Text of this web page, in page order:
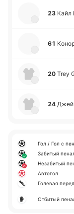
23 Кайл
61
20 Trey
24
Гол / Гол с
Забитый
Незабитый
Автогол
Голевая
Отбитый